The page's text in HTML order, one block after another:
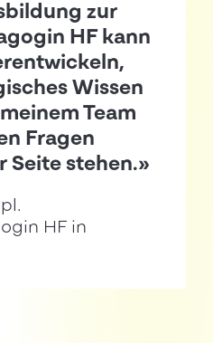
zur
HF kann
Wissen
Team
Fragen
Seite stehen.»
HF in